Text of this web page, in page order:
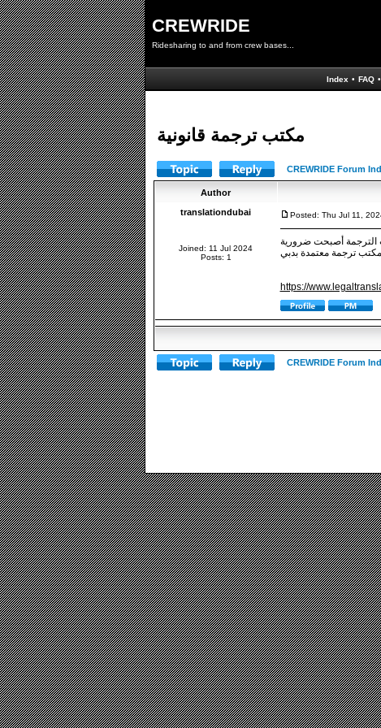
CREWRIDE
Ridesharing to and from crew bases...
Index • FAQ •
مكتب ترجمة قانونية
CREWRIDE Forum
Author
translationdubai
Joined: 11 Jul 2024
Posts: 1
Posted: Thu Jul 11,
الترجمة أصبحت ضرورية
مكتب ترجمة معتمدة بدبي
https://
CREWRIDE Forum